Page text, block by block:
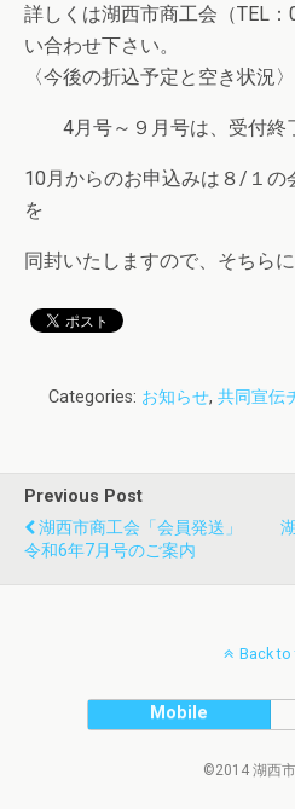
詳しくは湖西市商工会（TEL
い合わせ下さい。
〈今後の折込予定と空き状況〉
4月号～９月号は、受付終
10月からのお申込みは８/１の
を
同封いたしますので、そちら
Categories: お知らせ, 共同宣伝
Previous Post
湖西市商工会「会員発送」
令和6年7月号のご案内
Back to
Mobile
©2014 湖西